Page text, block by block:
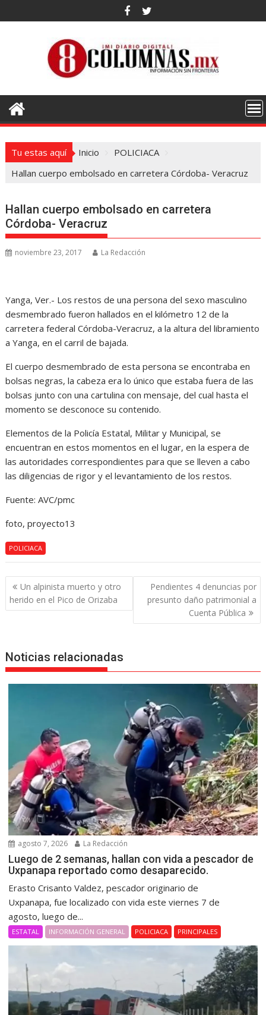
al
Tu estas aquí Inicio
POLICIACA
Hallan cuerpo embolsado en carretera Córdoba- Veracruz
Hallan cuerpo embolsado en carretera
Córdoba- Veracruz
noviembre 23, 2017 La Redacción
Yanga, Ver.- Los restos de una persona del sexo masculino
desmembrado fueron hallados en el kilómetro 12 de la
carretera federal Córdoba-Veracruz, a la altura del libramiento
a Yanga, en el carril de bajada.
El cuerpo desmembrado de esta persona se encontraba en
bolsas negras, la cabeza era lo único que estaba fuera de las
bolsas junto con una cartulina con mensaje, del cual hasta el
momento se desconoce su contenido.
Elementos de la Policía Estatal, Militar y Municipal, se
encuentran en estos momentos en el lugar, en la espera de
las autoridades correspondientes para que se lleven a cabo
las diligencias de rigor y el levantamiento de los restos.
Fuente: AVC/pmc
foto, proyecto13
POLICIACA
Navegación
de
entradas
Un alpinista muerto y otro
herido en el Pico de Orizaba
Pendientes 4 denuncias por
presunto daño patrimonial a
Cuenta Pública
Noticias relacionadas
agosto 7, 2026 La Redacción
Luego de 2 semanas, hallan con vida a pescador de
Uxpanapa reportado como desaparecido.
Erasto Crisanto Valdez, pescador originario de
Uxpanapa, fue localizado con vida este viernes 7 de
agosto, luego de...
ESTATAL INFORMACIÓN GENERAL POLICIACA PRINCIPALES